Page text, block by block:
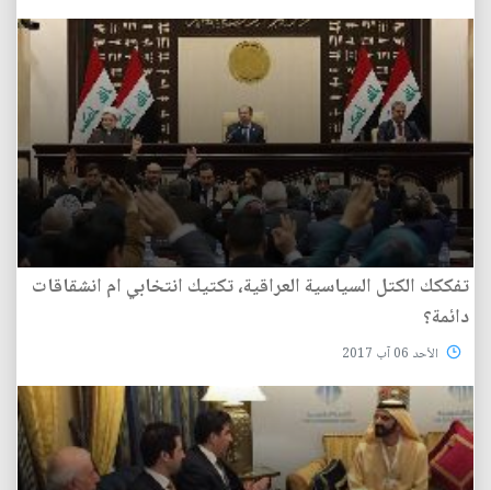
تفككك الكتل السياسية العراقية، تكتيك انتخابي ام انشقاقات
دائمة؟
الأحد 06 آب 2017